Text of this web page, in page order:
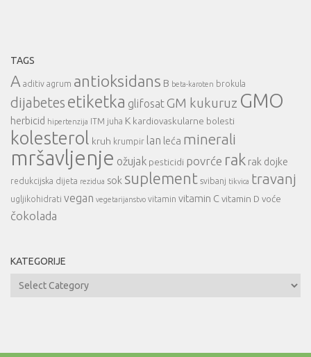
TAGS
A aditiv agrum antioksidans B beta-karoten brokula
dijabetes etiketka glifosatGM kukuruz GMO
herbicid hipertenzija ITM juha K kardiovaskularne bolesti
kolesterol kruh krumpir lan leća minerali
mršavljenje ožujak pesticidi povrće rak rak dojke
redukcijska dijeta rezidua sok suplement svibanj tikvica travanj
ugljikohidrati vegan vegetarijanstvo vitamin vitamin C vitamin D voće
čokolada
KATEGORIJE
Kategorije